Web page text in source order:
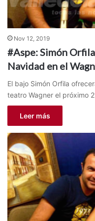
Nov 12, 2019
#Aspe: Simón
Navidad en el
El bajo Simón Orfila
teatro Wagner el próximo
Leer más